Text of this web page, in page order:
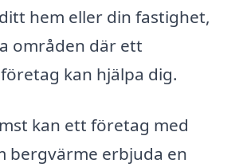
hem eller din fastighet,
områden där ett
kan hjälpa dig.
kan ett företag med
bergvärme erbjuda en